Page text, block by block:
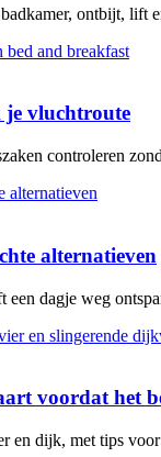
ontbijt, lift
je vluchtroute
controleren
alternatieven
dagje weg
voordat het
en dijk, met tips